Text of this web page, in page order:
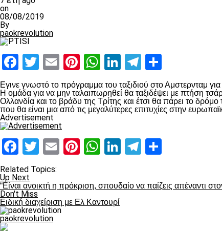
on
08/08/2019
By
paokrevolution
Facebook
Twitter
EmailPinterest
WhatsApp
LinkedIn
Telegram
Εγινε γνωστό το πρόγραμμα του ταξιδιού στο Αμστερνταμ για
Η ομάδα για να μην ταλαιπωρηθεί θα ταξιδέψει με πτήση
Ολλανδία και το βράδυ της Τρίτης και έτσι θα πάρει το
που θα είναι μια από τις μεγαλύτερες επιτυχίες στην
Advertisement
Facebook
Twitter
EmailPinterest
WhatsApp
LinkedIn
Telegram
Related Topics:
Up Next
“Είναι ανοικτή η πρόκριση, σπουδαίο να παίζεις απέναντι
Don't Miss
Ειδική διαχείριση με Ελ Καντουρί
paokrevolution